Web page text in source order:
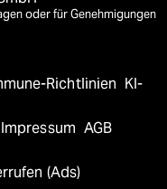
oder für Genehmigungen
Richtlinien KI-
Impressum AGB
(Ads)